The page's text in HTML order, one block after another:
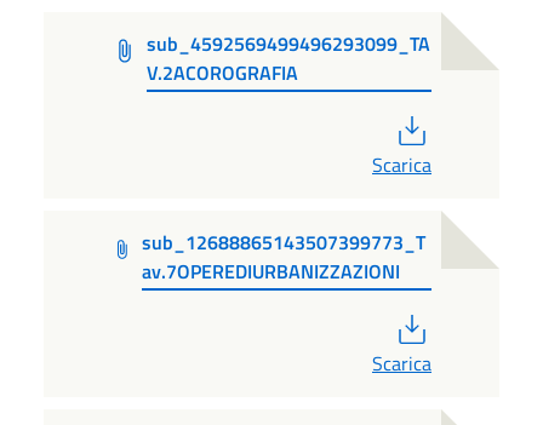
sub_4592569499496293099_TA
V.2ACOROGRAFIA
Scarica
sub_12688865143507399773_T
av.7OPEREDIURBANIZZAZIONI
Scarica